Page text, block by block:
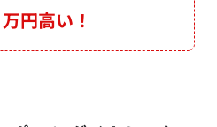
万円高い！